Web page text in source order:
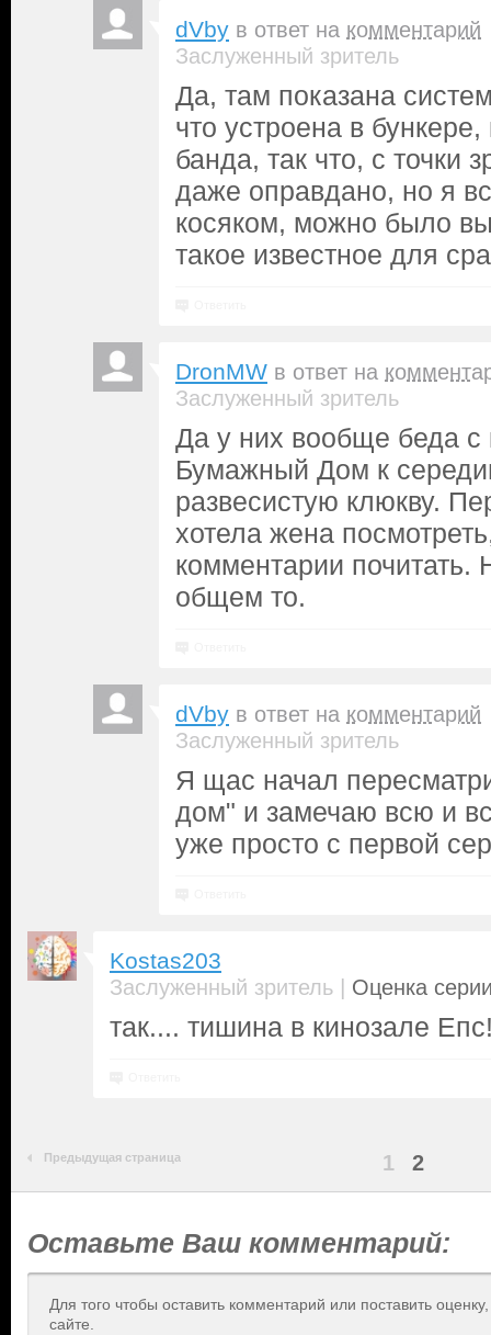
dVby в ответ на комментарий
Заслуженный зритель
Да, там показана
что устроена в
банда, так что, с точки
даже оправдано, но я
косяком, можно было
такое известное для
DronMW в ответ на
Заслуженный зритель
Да у них вообще беда с
Бумажный Дом к
развесистую клюкву.
хотела жена
комментарии почитать.
общем то.
dVby в ответ на комментарий
Заслуженный зритель
Я щас начал
дом" и замечаю всю и
уже просто с первой
Kostas203
Заслуженный зритель | Оценка
так.... тишина в кинозале
Предыдущая страница 1 2
Оставьте Ваш комментарий:
Для того чтобы оставить комментарий или поставить
сайте.